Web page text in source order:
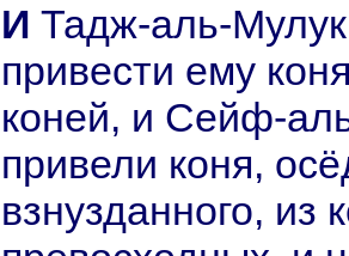
И Тадж-аль-Мулук велел
привести ему
кoней, и Сейф-
привели кoня,
взнузданного, из